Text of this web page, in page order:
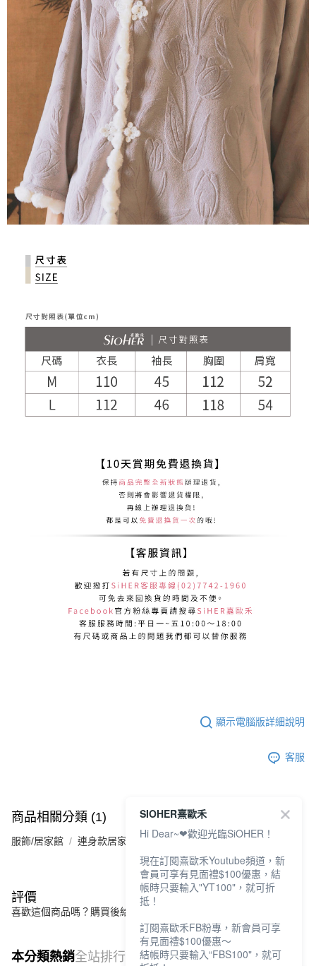
顯示電腦版詳細說明
客服
商品相關分類 (1)
服飾/居家館 連身款居家裙
評價
喜歡這個商品嗎？購買後給他一個好評吧
本分類熱銷全站排行
SIOHER熹歐禾
Hi Dear~❤歡迎光臨SiOHER！
現在訂閱熹歐禾Youtube頻道，新
會員可享有見面禮$100優惠，結
帳時只要輸入"YT100"，就可折
抵！
訂閱熹歐禾FB粉專，新會員可享
有見面禮$100優惠～
結帳時只要輸入“FBS100"，就可